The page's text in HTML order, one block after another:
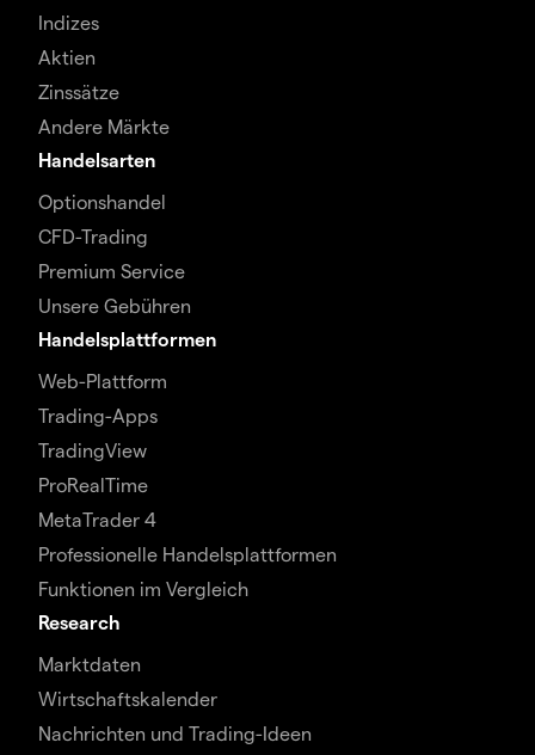
Indizes
Aktien
Zinssätze
Andere Märkte
Handelsarten
Optionshandel
CFD-Trading
Premium Service
Unsere Gebühren
Handelsplattformen
Web-Plattform
Trading-Apps
TradingView
ProRealTime
MetaTrader 4
Professionelle Handelsplattformen
Funktionen im Vergleich
Research
Marktdaten
Wirtschaftskalender
Nachrichten und Trading-Ideen